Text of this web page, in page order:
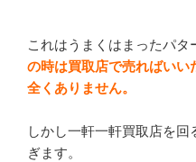
これはうまくはまったパタ
の時は買取店で売ればいい
全くありません。
しかし一軒一軒買取店を
ぎます。